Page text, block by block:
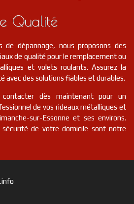
Qualité
de dépannage, nous proposons des
de qualité pour le remplacement ou
et volets roulants. Assurez la
avec des solutions fiables et durables.
dès maintenant pour un
de vos rideaux métalliques et
sur-Essonne et ses environs.
de votre domicile sont notre